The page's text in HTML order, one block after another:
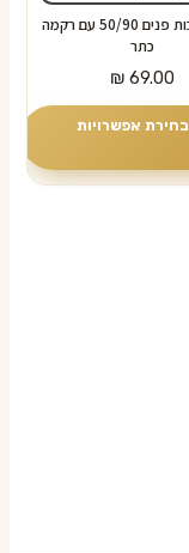
סט 3 מגבות פנים 50/90 עם רקמה
כתר
₪ 69.00
בחירת אפשרויות